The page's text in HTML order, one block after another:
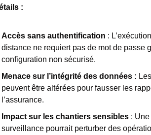
:
Accès sans authentification :
distance ne requiert pas de mot de passe
configuration non sécurisé.
Menace sur l’intégrité des données :
peuvent être altérées pour fausser les
l’assurance.
Impact sur les chantiers sensibles :
surveillance pourrait perturber des